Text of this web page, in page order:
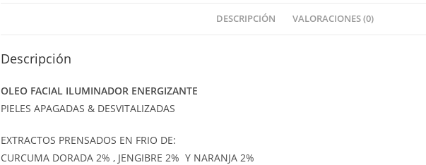
DESCRIPCIÓN VALORACIONES (0)
Descripción
OLEO FACIAL ILUMINADOR ENERGIZANTE
PIELES APAGADAS & DESVITALIZADAS
EXTRACTOS PRENSADOS EN FRIO DE:
CURCUMA DORADA 2% , JENGIBRE 2% Y NARANJA 2%